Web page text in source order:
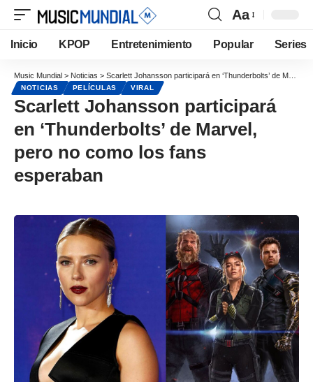
Aa
Inicio KPOP Entretenimiento Popular Series
Music Mundial > Noticias > Scarlett Johansson participará en ‘Thunderbolts’ de Marvel, pero no como los fans esperaban
NOTICIAS PELÍCULAS VIRAL
Scarlett Johansson participará
en ‘Thunderbolts’ de Marvel,
pero no como los fans
esperaban